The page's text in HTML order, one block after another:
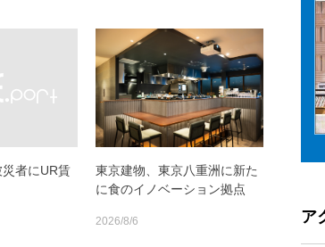
者にUR賃
東京建物、東京八重洲に新た
に食のイノベーション拠点
2026/8/6 ア